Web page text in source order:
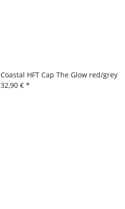
Coastal HFT Cap The Glow red/grey
32,90 € *